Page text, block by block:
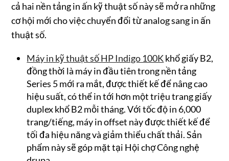
cả hai nền tảng in ấn kỹ thuật số này sẽ mở ra những
cơ hội mới cho việc chuyển đổi từ analog sang in ấn
thuật số.
Máy in kỹ thuật số HP Indigo 100Kkhổ giấy B2,
đồng thời là máy in đầu tiên trong nền tảng
Series 5 mới ra mắt, được thiết kế để nâng cao
hiệu suất, có thể in tới hơn một triệu trang giấy
duplex khổ B2 mỗi tháng. Với tốc độ in 6,000
trang/tiếng, máy in offset này được thiết kế để
tối đa hiệu năng và giảm thiểu chất thải. Sản
phẩm này sẽ góp mặt tại Hội chợ Công nghệ